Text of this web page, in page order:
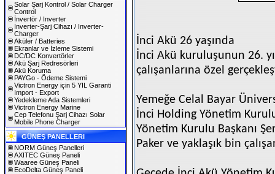
Solar Şarj Kontrol / Solar Charger
Control
İnvertör / Inverter
İnverter-Şarj Cihazı / Inverter-
Charger
Aküler / Batteries
Ekranlar ve İzleme Sistemi
DC/DC Konvertörler
Akü Şarj Redresörleri
Akü Koruma
PAYGo - Ödeme Sistemi
Victron Energy için 5 YIL Garanti
Import - Export
Yedekleme Ada Sistemleri
Victron Energy Marine
Cep Telefonu Şarj Cihazı Solar
Mobile Phone Charger
GÜNEŞ PANELLERI
NORM Güneş Panelleri
AXITEC Güneş Paneli
Waaree Güneş Paneli
EcoDelta Güneş Paneli
İnci Akü 26 yaşında
İnci Akü kuruluşunun 26.
çalışanlarına özel
Yemeğe Celal Bayar
İnci Holding Yönetim
Yönetim Kurulu Başkanı
Paker ve yaklaşık bin